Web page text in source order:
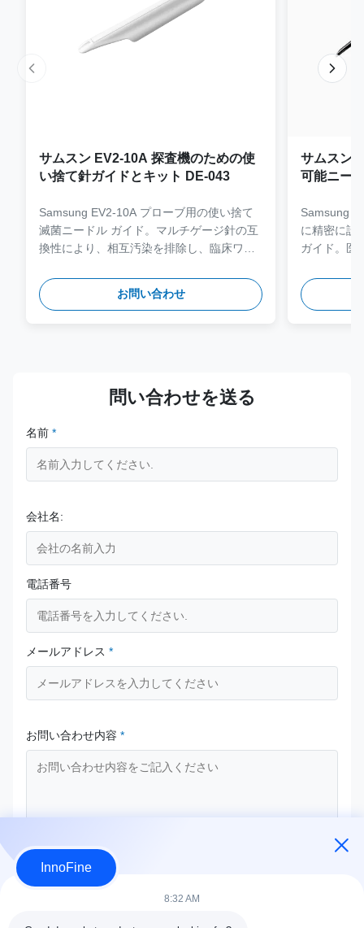
サムスン EV2-10A 探査機のための使
い捨て針ガイドとキット DE-043
Samsung EV2-10A プローブ用の使い捨て
滅菌ニードル ガイド。マルチゲージ針の互
換性により、相互汚染を排除し、臨床ワー
ます。
お問い合わせ
サムスン
可能ニー
Samsung
に精密に設
ガイド。医
レーブサイ
床上の安全
問い合わせを送る
名前 *
会社名:
電話番号
メールアドレス *
お問い合わせ内容 *
InnoFine
8:32 AM